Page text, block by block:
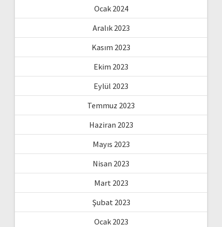
Ocak 2024
Aralık 2023
Kasım 2023
Ekim 2023
Eylül 2023
Temmuz 2023
Haziran 2023
Mayıs 2023
Nisan 2023
Mart 2023
Şubat 2023
Ocak 2023